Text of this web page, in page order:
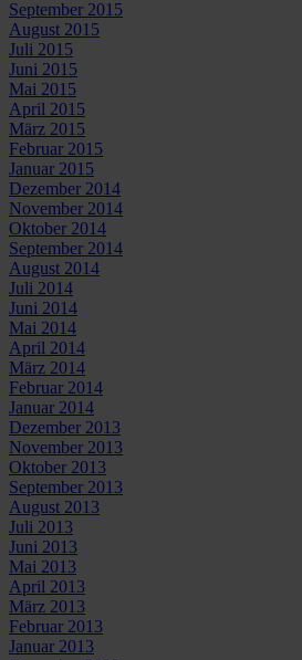
September 2015
August 2015
Juli 2015
Juni 2015
Mai 2015
April 2015
März 2015
Februar 2015
Januar 2015
Dezember 2014
November 2014
Oktober 2014
September 2014
August 2014
Juli 2014
Juni 2014
Mai 2014
April 2014
März 2014
Februar 2014
Januar 2014
Dezember 2013
November 2013
Oktober 2013
September 2013
August 2013
Juli 2013
Juni 2013
Mai 2013
April 2013
März 2013
Februar 2013
Januar 2013